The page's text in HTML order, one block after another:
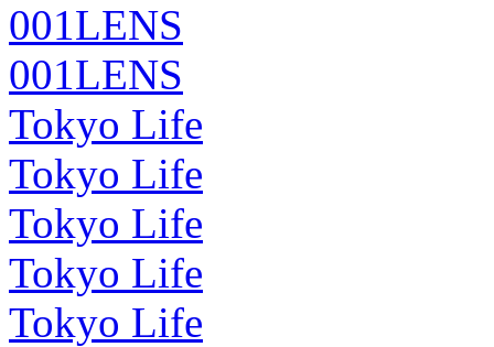
001LENS
001LENS
Tokyo Life
Tokyo Life
Tokyo Life
Tokyo Life
Tokyo Life